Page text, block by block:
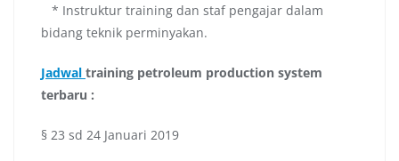
* Instruktur training dan staf pengajar dalam
bidang teknik perminyakan.
Jadwal training petroleum production system
terbaru :
§ 23 sd 24 Januari 2019